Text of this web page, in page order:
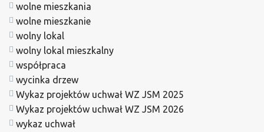
wolne mieszkania
wolne mieszkanie
wolny lokal
wolny lokal mieszkalny
współpraca
wycinka drzew
Wykaz projektów uchwał WZ JSM 2025
Wykaz projektów uchwał WZ JSM 2026
wykaz uchwał